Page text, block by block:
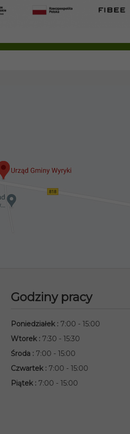
Godziny pracy
Poniedziałek: 7:00 - 15:00
Wtorek: 7:30 - 15:30
Środa : 7:00 - 15:00
Czwartek: 7:00 - 15:00
Piątek: 7:00 - 15:00